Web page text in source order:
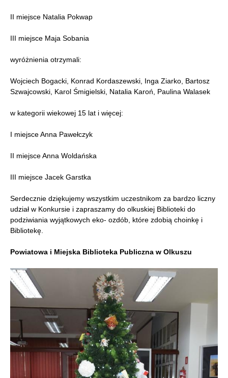
II miejsce Natalia Pokwap
III miejsce Maja Sobania
wyróżnienia otrzymali:
Wojciech Bogacki, Konrad Kordaszewski, Inga Ziarko, Bartosz
Szwajcowski, Karol Śmigielski, Natalia Karoń, Paulina Walasek
w kategorii wiekowej 15 lat i więcej:
I miejsce Anna Pawełczyk
II miejsce Anna Woldańska
III miejsce Jacek Garstka
Serdecznie dziękujemy wszystkim uczestnikom za bardzo liczny
udział w Konkursie i zapraszamy do olkuskiej Biblioteki do
podziwiania wyjątkowych eko- ozdób, które zdobią choinkę i
Bibliotekę.
Powiatowa i Miejska Biblioteka Publiczna w Olkuszu